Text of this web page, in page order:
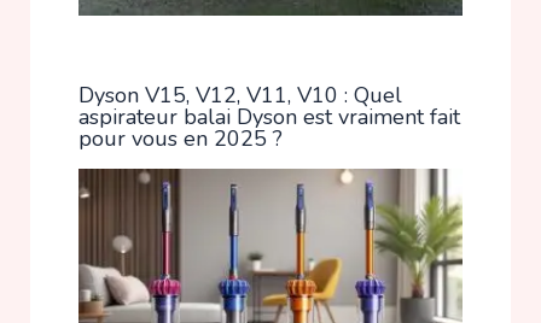
Dyson V15, V12, V11, V10 : Quel
aspirateur balai Dyson est vraiment fait
pour vous en 2025 ?